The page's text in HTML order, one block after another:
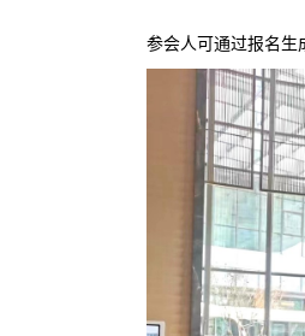
参会人可通过报名生